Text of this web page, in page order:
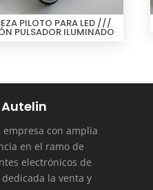
PILOTO PARA LED ///
PULSADOR ILUMINADO
Autelin
empresa con amplia
en el ramo de
electrónicos de
la venta y